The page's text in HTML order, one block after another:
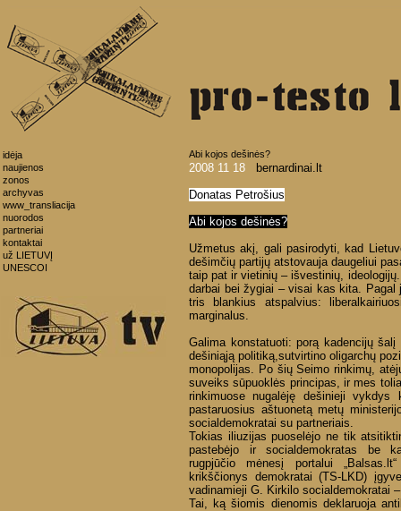
idėja
naujienos
zonos
archyvas
www_transliacija
nuorodos
partneriai
kontaktai
už LIETUVĮ
UNESCOI
Abi kojos dešinės?
2008 11 18 bernardinai.lt
Donatas Petrošius
Abi kojos dešinės?
Užmetus akį, gali pasirodyti, kad
dešimčių partijų atstovauja daugeliui
taip pat ir vietinių – išvestinių,
darbai bei žygiai – visai kas kita. Pagal
tris blankius atspalvius:
marginalus.
Galima konstatuoti: porą kadencijų
dešiniąją politiką,sutvirtino oligarchų
monopolijas. Po šių Seimo rinkimų,
suveiks sūpuoklės principas, ir mes
rinkimuose nugalėję dešinieji
pastaruosius aštuonetą metų
socialdemokratai su partneriais.
Tokias iliuzijas puoselėjo ne tik
pastebėjo ir socialdemokratas be
rugpjūčio mėnesį portalui
krikščionys demokratai (TS-LKD)
vadinamieji G. Kirkilo socialdemokratai
Tai, ką šiomis dienomis deklaruoja